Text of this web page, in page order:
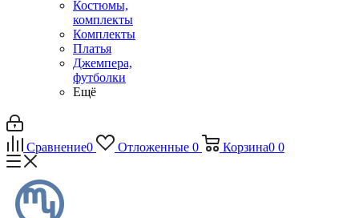
Костюмы,
комплекты
Комплекты
Платья
Джемпера,
футболки
Ещё
Сравнение0 Отложенные 0 Корзина0 0